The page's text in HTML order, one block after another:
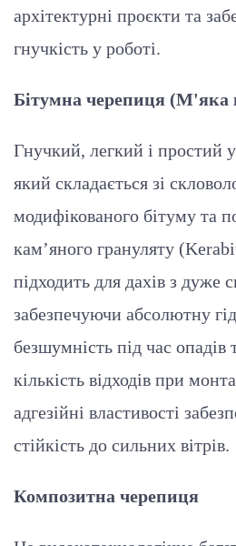
архітектурні проєкти та
гнучкість у роботі.
Бітумна черепиця (М'яка
Гнучкий, легкий і простий
який складається зі
модифікованого бітуму та
кам’яного грануляту
підходить для дахів з
забезпечуючи абсолютну
безшумність під час опадів
кількість відходів при
адгезійні властивості
стійкість до сильних вітрів.
Композитна черепиця